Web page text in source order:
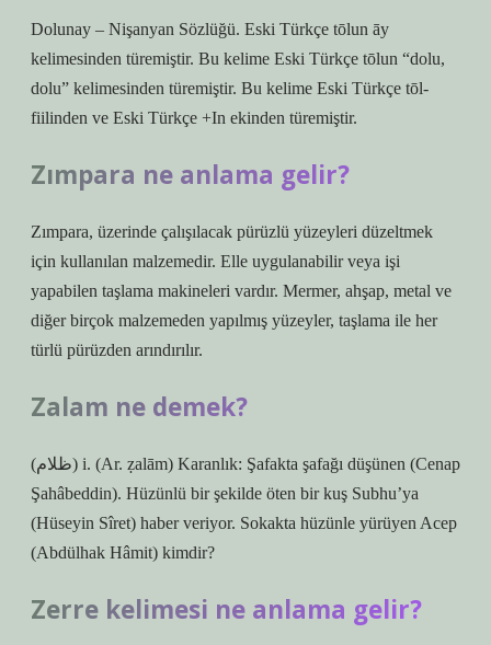
Dolunay – Nişanyan Sözlüğü. Eski Türkçe tōlun āy
kelimesinden türemiştir. Bu kelime Eski Türkçe tōlun “dolu,
dolu” kelimesinden türemiştir. Bu kelime Eski Türkçe tōl-
fiilinden ve Eski Türkçe +In ekinden türemiştir.
Zımpara ne anlama gelir?
Zımpara, üzerinde çalışılacak pürüzlü yüzeyleri düzeltmek
için kullanılan malzemedir. Elle uygulanabilir veya işi
yapabilen taşlama makineleri vardır. Mermer, ahşap, metal ve
diğer birçok malzemeden yapılmış yüzeyler, taşlama ile her
türlü pürüzden arındırılır.
Zalam ne demek?
(ﻇﻼﻡ) i. (Ar. ẓalām) Karanlık: Şafakta şafağı düşünen (Cenap
Şahâbeddin). Hüzünlü bir şekilde öten bir kuş Subhu’ya
(Hüseyin Sîret) haber veriyor. Sokakta hüzünle yürüyen Acep
(Abdülhak Hâmit) kimdir?
Zerre kelimesi ne anlama gelir?